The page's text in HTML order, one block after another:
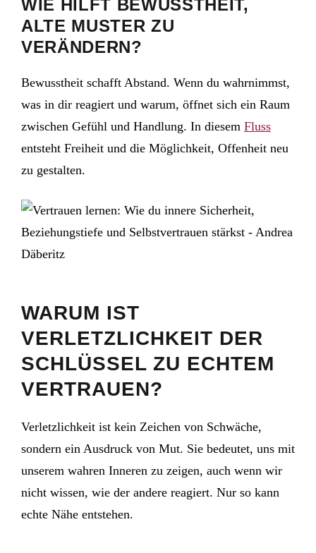
WIE HILFT BEWUSSTHEIT,
ALTE MUSTER ZU
VERÄNDERN?
Bewusstheit schafft Abstand. Wenn du wahrnimmst,
was in dir reagiert und warum, öffnet sich ein Raum
zwischen Gefühl und Handlung. In diesem Fluss
entsteht Freiheit und die Möglichkeit, Offenheit neu
zu gestalten.
WARUM IST
VERLETZLICHKEIT DER
SCHLÜSSEL ZU ECHTEM
VERTRAUEN?
Verletzlichkeit ist kein Zeichen von Schwäche,
sondern ein Ausdruck von Mut. Sie bedeutet, uns mit
unserem wahren Inneren zu zeigen, auch wenn wir
nicht wissen, wie der andere reagiert. Nur so kann
echte Nähe entstehen.